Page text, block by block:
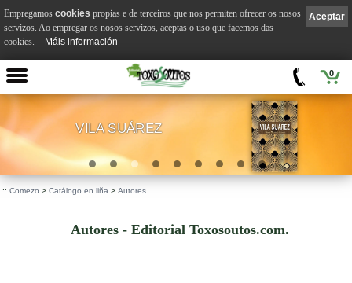
0
VILA SUÁREZ
:: Comezo > Catálogo en liña > Autores
Autores - Editorial Toxosoutos.com.
Aceptar
Empregamos cookies propias e de terceiros que nos permiten ofrecer os nosos
servizos. Ao empregar os nosos servizos, aceptas o uso que facemos das
cookies.
Máis información